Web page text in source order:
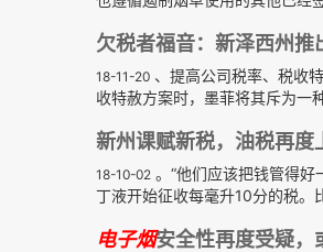
欠税者福音：新泽西州推
18-11-20 、提高公司税率、税收
收特赦方案时，墨菲将其斥为一
新州课赋新税，油税再度
18-10-02 。“他们应该把钱管得好
丁液开始征收每毫升10分的税
电子烟安全性再度受疑，